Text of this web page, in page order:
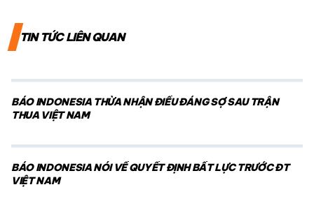
TIN TỨC LIÊN QUAN
BÁO INDONESIA THỪA NHẬN ĐIỀU ĐÁNG SỢ SAU TRẬN
THUA VIỆT NAM
BÁO INDONESIA NÓI VỀ QUYẾT ĐỊNH BẤT LỰC TRƯỚC ĐT
VIỆT NAM